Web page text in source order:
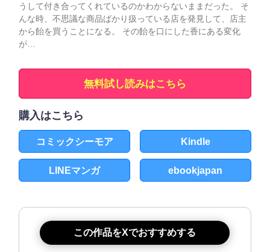
うして付き合ってくれているのかわからないままだった。 そ
んな時、不思議な商品ばかり扱っている店を発見して、店主
から飴を買うことになる。 その飴を口にした香にある変化
が…
無料試し読みはこちら
購入はこちら
コミックシーモア Kindle
LINEマンガ ebookjapan
この作品をXでおすすめする